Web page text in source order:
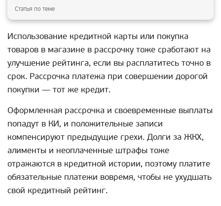
Статья по теме
Использование кредитной карты или покупка
товаров в магазине в рассрочку тоже сработают на
улучшение рейтинга, если вы расплатитесь точно в
срок. Рассрочка платежа при совершении дорогой
покупки — тот же кредит.
Оформленная рассрочка и своевременные выплаты
попадут в КИ, и положительные записи
компенсируют предыдущие грехи. Долги за ЖКХ,
алименты и неоплаченные штрафы тоже
отражаются в кредитной истории, поэтому платите
обязательные платежи вовремя, чтобы не ухудшать
свой кредитный рейтинг.